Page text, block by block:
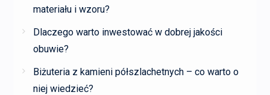
materiału i wzoru?
Dlaczego warto inwestować w dobrej jakości
obuwie?
Biżuteria z kamieni półszlachetnych – co warto o
niej wiedzieć?